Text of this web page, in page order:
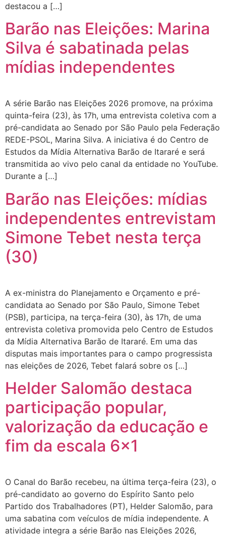
destacou a […]
Barão nas Eleições: Marina
Silva é sabatinada pelas
mídias independentes
A série Barão nas Eleições 2026 promove, na próxima
quinta-feira (23), às 17h, uma entrevista coletiva com a
pré-candidata ao Senado por São Paulo pela Federação
REDE-PSOL, Marina Silva. A iniciativa é do Centro de
Estudos da Mídia Alternativa Barão de Itararé e será
transmitida ao vivo pelo canal da entidade no YouTube.
Durante a […]
Barão nas Eleições: mídias
independentes entrevistam
Simone Tebet nesta terça
(30)
A ex-ministra do Planejamento e Orçamento e pré-
candidata ao Senado por São Paulo, Simone Tebet
(PSB), participa, na terça-feira (30), às 17h, de uma
entrevista coletiva promovida pelo Centro de Estudos
da Mídia Alternativa Barão de Itararé. Em uma das
disputas mais importantes para o campo progressista
nas eleições de 2026, Tebet falará sobre os […]
Helder Salomão destaca
participação popular,
valorização da educação e
fim da escala 6×1
O Canal do Barão recebeu, na última terça-feira (23), o
pré-candidato ao governo do Espírito Santo pelo
Partido dos Trabalhadores (PT), Helder Salomão, para
uma sabatina com veículos de mídia independente. A
atividade integra a série Barão nas Eleições 2026,